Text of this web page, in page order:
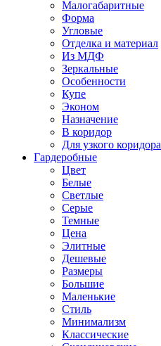
Малогабаритные
Форма
Угловые
Отделка и материал
Из МДФ
Зеркальные
Особенности
Купе
Эконом
Назначение
В коридор
Для узкого коридора
Гардеробные
Цвет
Белые
Светлые
Серые
Темные
Цена
Элитные
Дешевые
Размеры
Большие
Маленькие
Стиль
Минимализм
Классические